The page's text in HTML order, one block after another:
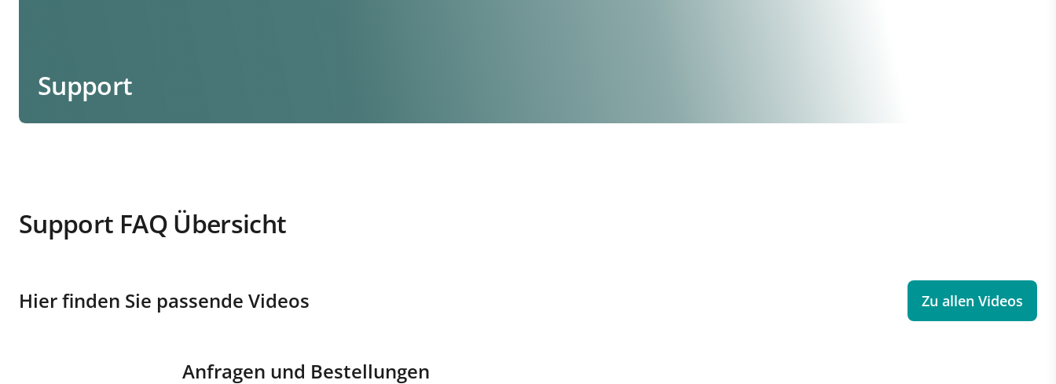
Support
Support FAQ Übersicht
Hier finden Sie passende Videos Zu allen Videos
Anfragen und Bestellungen